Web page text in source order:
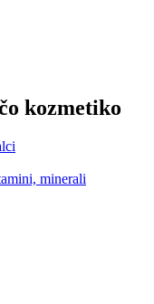
kozmetiko
minerali